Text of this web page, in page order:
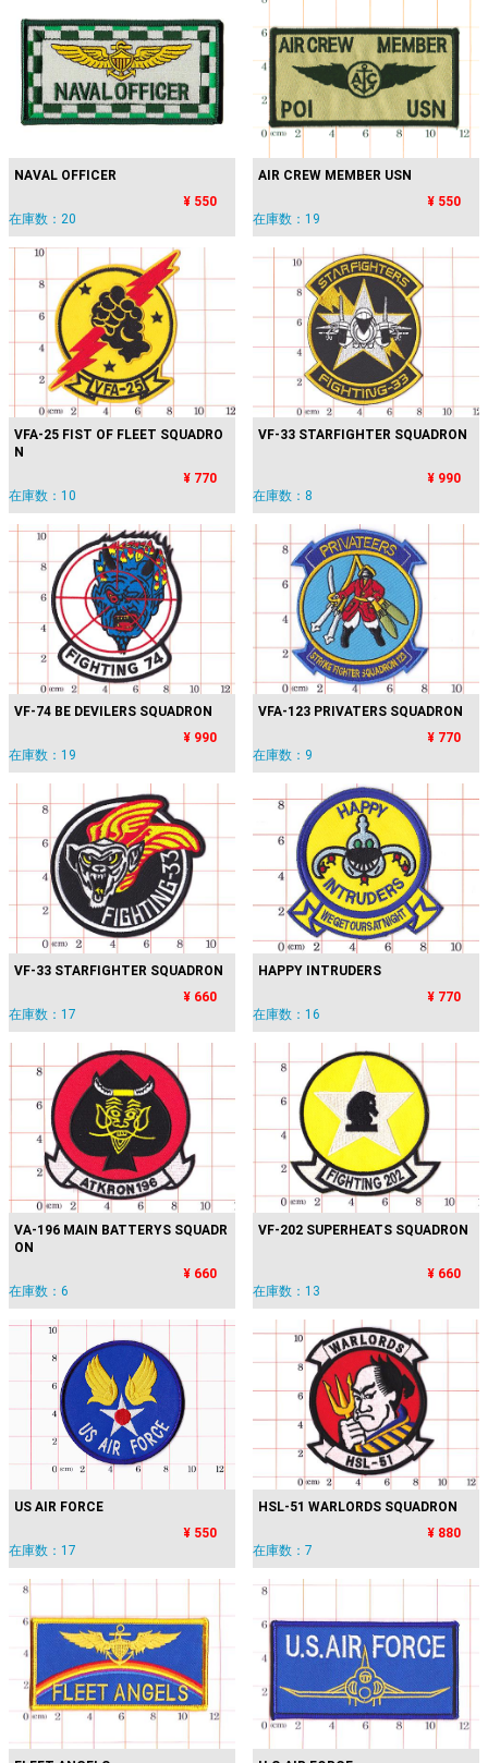
NAVAL OFFICER
¥ 550
在庫数：20
AIR CREW MEMBER USN
¥ 550
在庫数：19
VFA-25 FIST OF FLEET SQUADRO
N
¥ 770
在庫数：10
VF-33 STARFIGHTER SQUADRON
¥ 990
在庫数：8
VF-74 BE DEVILERS SQUADRON
¥ 990
在庫数：19
VFA-123 PRIVATERS SQUADRON
¥ 770
在庫数：9
VF-33 STARFIGHTER SQUADRON
¥ 660
在庫数：17
HAPPY INTRUDERS
¥ 770
在庫数：16
VA-196 MAIN BATTERYS SQUADR
ON
¥ 660
在庫数：6
VF-202 SUPERHEATS SQUADRON
¥ 660
在庫数：13
US AIR FORCE
¥ 550
在庫数：17
HSL-51 WARLORDS SQUADRON
¥ 880
在庫数：7